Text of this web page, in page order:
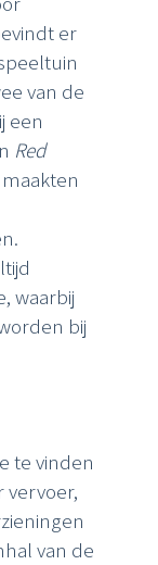
er
van de
een
Red
waarbij
bij
te vinden
vervoer,
van de